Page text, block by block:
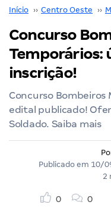
Início ›› Centro Oeste ››
Concurso
Temporários:
inscrição!
Concurso Bombeiros
edital publicado!
Soldado. Saiba mais
Publicado em 10/
2
0 0